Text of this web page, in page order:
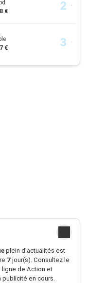
€
€
plein d’actualités est
7jour(s). Consultez le
ligne de Action et
publicité en cours.